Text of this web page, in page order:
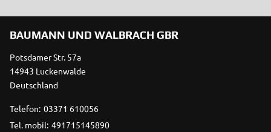
BAUMANN UND WALBRACH GBR
Potsdamer Str. 57a
14943 Luckenwalde
Deutschland
Telefon: 03371 610056
Tel. mobil: 491715145890